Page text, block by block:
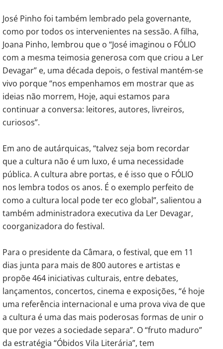
José Pinho foi também lembrado pela governante,
como por todos os intervenientes na sessão. A filha,
Joana Pinho, lembrou que o “José imaginou o FÓLIO
com a mesma teimosia generosa com que criou a Ler
Devagar” e, uma década depois, o festival mantém-se
vivo porque “nos empenhamos em mostrar que as
ideias não morrem, Hoje, aqui estamos para
continuar a conversa: leitores, autores, livreiros,
curiosos”.
Em ano de autárquicas, “talvez seja bom recordar
que a cultura não é um luxo, é uma necessidade
pública. A cultura abre portas, e é isso que o FÓLIO
nos lembra todos os anos. É o exemplo perfeito de
como a cultura local pode ter eco global”, salientou a
também administradora executiva da Ler Devagar,
coorganizadora do festival.
Para o presidente da Câmara, o festival, que em 11
dias junta para mais de 800 autores e artistas e
propõe 464 iniciativas culturais, entre debates,
lançamentos, concertos, cinema e exposições, “é hoje
uma referência internacional e uma prova viva de que
a cultura é uma das mais poderosas formas de unir o
que por vezes a sociedade separa”. O “fruto maduro”
da estratégia “Óbidos Vila Literária”, tem